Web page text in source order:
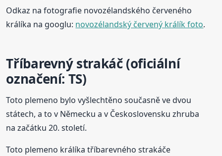
Odkaz na fotografie novozélandského červeného
králíka na googlu: novozélandský červený králík foto.
Tříbarevný strakáč (oficiální
označení: TS)
Toto plemeno bylo vyšlechtěno současně ve dvou
státech, a to v Německu a v Československu zhruba
na začátku 20. století.
Toto plemeno králíka tříbarevného strakáče